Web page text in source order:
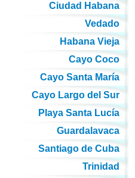
Ciudad Habana
Vedado
Habana Vieja
Cayo Coco
Cayo Santa María
Cayo Largo del Sur
Playa Santa Lucía
Guardalavaca
Santiago de Cuba
Trinidad